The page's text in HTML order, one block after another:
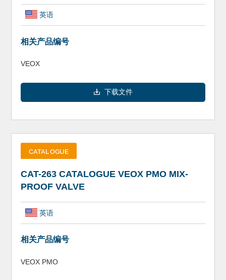
英语
相关产品编号
VEOX
下载文件
CATALOGUE
CAT-263 CATALOGUE VEOX PMO MIX-
PROOF VALVE
英语
相关产品编号
VEOX PMO